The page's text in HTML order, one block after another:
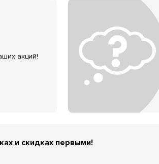
акций!
и скидках первыми!